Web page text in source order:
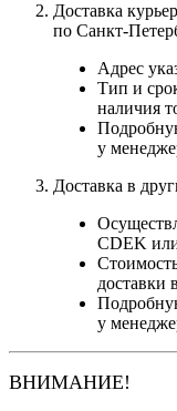
Доставка
по Санкт-
Адрес
Тип и
наличия
у
Доставка в
CDEK
доставки
у
ВНИМАНИЕ!